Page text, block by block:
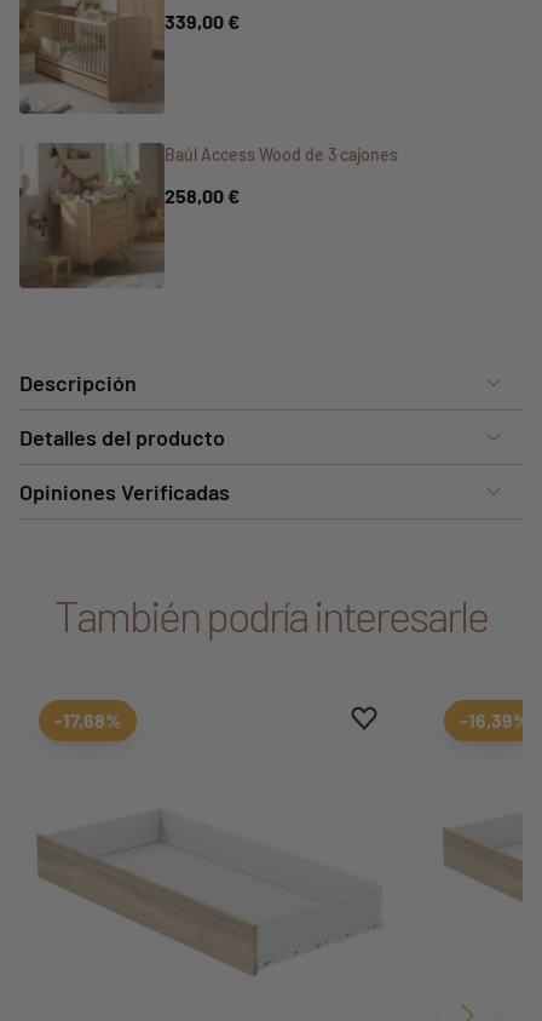
339,00 €
Baúl Access Wood de 3 cajones
258,00 €
Descripción
Detalles del producto
Opiniones Verificadas
También podría interesarle
Aggiungi ai preferiti
borrar favoritos
-17,68% -16,39%